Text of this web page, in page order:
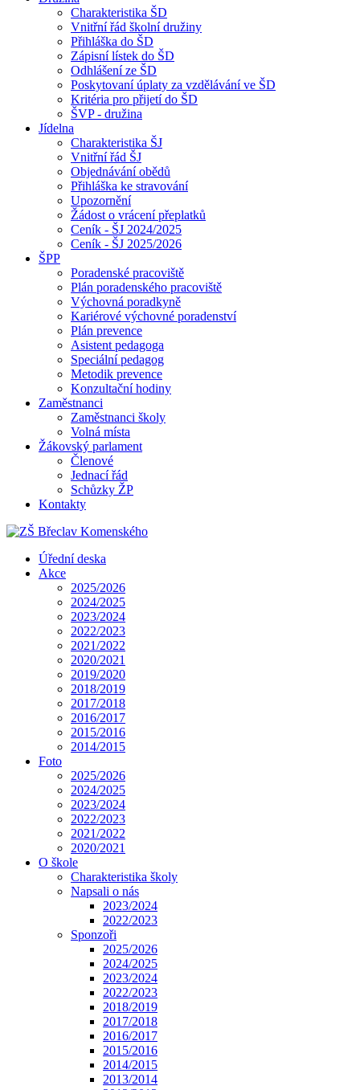
Charakteristika ŠD
Vnitřní řád školní družiny
Přihláška do ŠD
Zápisní lístek do ŠD
Odhlášení ze ŠD
Poskytovaní úplaty za vzdělávání ve ŠD
Kritéria pro přijetí do ŠD
ŠVP - družina
Jídelna
Charakteristika ŠJ
Vnitřní řád ŠJ
Objednávání obědů
Přihláška ke stravování
Upozornění
Žádost o vrácení přeplatků
Ceník - ŠJ 2024/2025
Ceník - ŠJ 2025/2026
ŠPP
Poradenské pracoviště
Plán poradenského pracoviště
Výchovná poradkyně
Kariérové výchovné poradenství
Plán prevence
Asistent pedagoga
Speciální pedagog
Metodik prevence
Konzultační hodiny
Zaměstnanci
Zaměstnanci školy
Volná místa
Žákovský parlament
Členové
Jednací řád
Schůzky ŽP
Kontakty
Úřední deska
Akce
2025/2026
2024/2025
2023/2024
2022/2023
2021/2022
2020/2021
2019/2020
2018/2019
2017/2018
2016/2017
2015/2016
2014/2015
Foto
2025/2026
2024/2025
2023/2024
2022/2023
2021/2022
2020/2021
O škole
Charakteristika školy
Napsali o nás
2023/2024
2022/2023
Sponzoři
2025/2026
2024/2025
2023/2024
2022/2023
2018/2019
2017/2018
2016/2017
2015/2016
2014/2015
2013/2014